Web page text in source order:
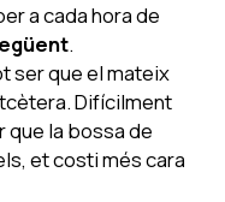
a cada hora de
.
ser que el mateix
Difícilment
que la bossa de
et costi més cara